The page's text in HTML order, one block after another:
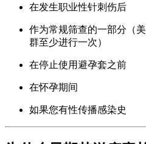
在发生职业性针刺伤后
作为常规筛查的一部分（
群至少进行一次）
在停止使用避孕套之前
在怀孕期间
如果您有性传播感染史